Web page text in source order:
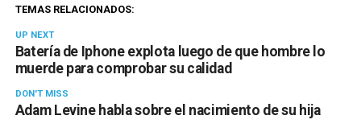
TEMAS RELACIONADOS:
UP NEXT
Batería de Iphone explota luego de que hombre lo
muerde para comprobar su calidad
DON'T MISS
Adam Levine habla sobre el nacimiento de su hija